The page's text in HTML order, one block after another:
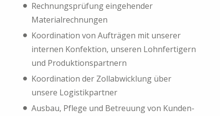
Rechnungsprüfung eingehender
Materialrechnungen
Koordination von Aufträgen mit unserer
internen Konfektion, unseren Lohnfertigern
und Produktionspartnern
Koordination der Zollabwicklung über
unsere Logistikpartner
Ausbau, Pflege und Betreuung von Kunden-